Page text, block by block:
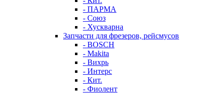
- ПАРМА
- Союз
- Хускварна
Запчасти для фрезеров, рейсмусов
- BOSCH
- Makita
- Вихрь
- Интерс
- Кит.
- Фиолент